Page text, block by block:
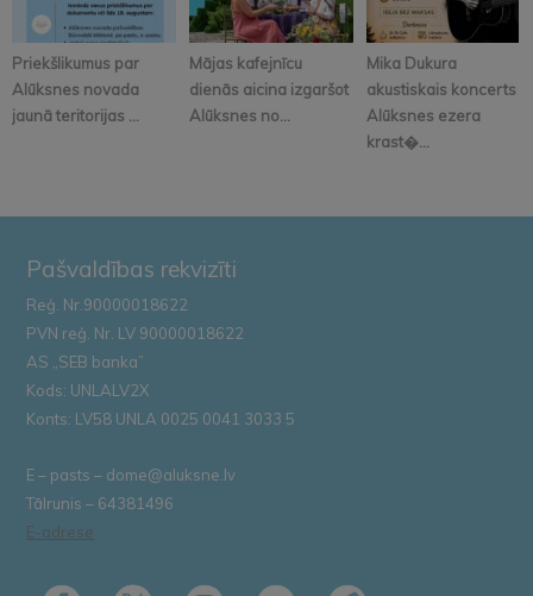
Priekšlikumus par
Alūksnes novada
jaunā teritorijas ...
Mājas kafejnīcu
dienās aicina izgaršot
Alūksnes no...
Mika Dukura
akustiskais koncerts
Alūksnes ezera
krast�...
Pašvaldības rekvizīti
Reģ. Nr.90000018622
PVN reģ. Nr. LV 90000018622
AS „SEB banka”
Kods: UNLALV2X
Konts: LV58 UNLA 0025 0041 3033 5
E – pasts – dome@aluksne.lv
Tālrunis – 64381496
E-adrese